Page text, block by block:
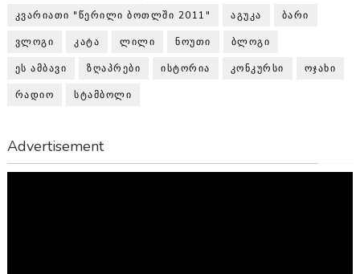
ᲙᲕᲐᲠᲘᲐᲗᲘ "ᲬᲔᲠᲘᲚᲘ ᲑᲝᲗᲚᲨᲘ 2011" ᲐᲒᲣᲙᲐ ᲑᲐᲠᲘ
ᲕᲚᲝᲒᲘ ᲙᲐᲢᲐ ᲚᲘᲚᲘ ᲜᲝᲣᲗᲘ ᲑᲚᲝᲒᲘ
ᲔᲡ ᲐᲛᲑᲐᲕᲘ ᲖᲦᲐᲞᲠᲔᲑᲘ ᲘᲡᲢᲝᲠᲘᲐ ᲙᲝᲜᲙᲣᲠᲡᲘ ᲝᲯᲐᲮᲘ
ᲠᲐᲓᲘᲝ ᲡᲢᲐᲛᲑᲝᲚᲘ
Advertisement